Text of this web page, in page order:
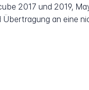
2017 und 2019,
an eine